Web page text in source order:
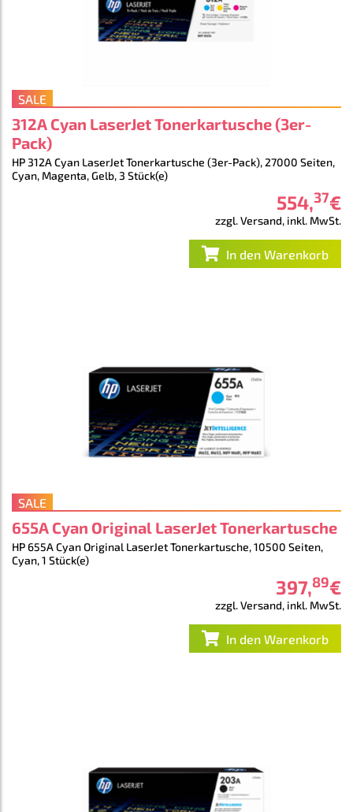
SALE
312A Cyan LaserJet Tonerkartusche (3er-
Pack)
HP 312A Cyan LaserJet Tonerkartusche (3er-Pack), 27000 Seiten,
Cyan, Magenta, Gelb, 3 Stück(e)
554,37€
zzgl. Versand, inkl. MwSt.
In den Warenkorb
SALE
655A Cyan Original LaserJet Tonerkartusche
HP 655A Cyan Original LaserJet Tonerkartusche, 10500 Seiten,
Cyan, 1 Stück(e)
397,89€
zzgl. Versand, inkl. MwSt.
In den Warenkorb